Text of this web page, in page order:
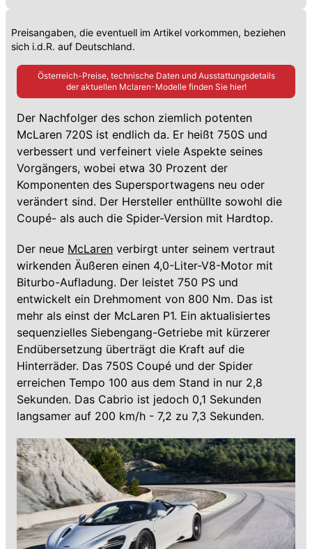
Preisangaben, die eventuell im Artikel vorkommen, beziehen
sich i.d.R. auf Deutschland.
Österreich-Preise, technische Daten und Ausstattungsdetails
der aktuellen Mclaren-Modelle finden Sie hier!
Der Nachfolger des schon ziemlich potenten
McLaren 720S ist endlich da. Er heißt 750S und
verbessert und verfeinert viele Aspekte seines
Vorgängers, wobei etwa 30 Prozent der
Komponenten des Supersportwagens neu oder
verändert sind. Der Hersteller enthüllte sowohl die
Coupé- als auch die Spider-Version mit Hardtop.
Der neue McLaren verbirgt unter seinem vertraut
wirkenden Äußeren einen 4,0-Liter-V8-Motor mit
Biturbo-Aufladung. Der leistet 750 PS und
entwickelt ein Drehmoment von 800 Nm. Das ist
mehr als einst der McLaren P1. Ein aktualisiertes
sequenzielles Siebengang-Getriebe mit kürzerer
Endübersetzung überträgt die Kraft auf die
Hinterräder. Das 750S Coupé und der Spider
erreichen Tempo 100 aus dem Stand in nur 2,8
Sekunden. Das Cabrio ist jedoch 0,1 Sekunden
langsamer auf 200 km/h - 7,2 zu 7,3 Sekunden.